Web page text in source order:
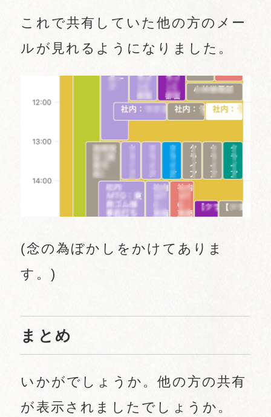
これで共有していた他の方のメー
ルが見れるようになりました。
(念の為ぼかしをかけてありま
す。)
まとめ
いかがでしょうか。他の方の共有
が表示されましたでしょうか。